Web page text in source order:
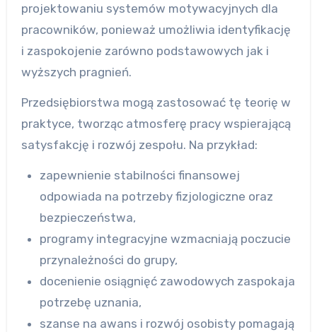
projektowaniu systemów motywacyjnych dla
pracowników, ponieważ umożliwia identyfikację
i zaspokojenie zarówno podstawowych jak i
wyższych pragnień.
Przedsiębiorstwa mogą zastosować tę teorię w
praktyce, tworząc atmosferę pracy wspierającą
satysfakcję i rozwój zespołu. Na przykład:
zapewnienie stabilności finansowej
odpowiada na potrzeby fizjologiczne oraz
bezpieczeństwa,
programy integracyjne wzmacniają poczucie
przynależności do grupy,
docenienie osiągnięć zawodowych zaspokaja
potrzebę uznania,
szanse na awans i rozwój osobisty pomagają